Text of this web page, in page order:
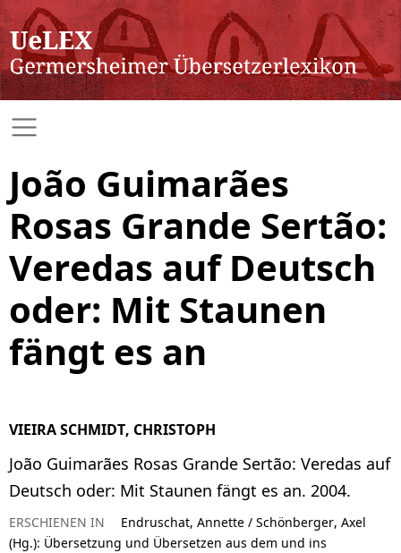
João Guimarães
Rosas Grande Sertão:
Veredas auf Deutsch
oder: Mit Staunen
fängt es an
VIEIRA SCHMIDT, CHRISTOPH
João Guimarães Rosas Grande Sertão: Veredas auf
Deutsch oder: Mit Staunen fängt es an. 2004.
ERSCHIENEN IN
Endruschat, Annette / Schönberger, Axel
(Hg.): Übersetzung und Übersetzen aus dem und ins